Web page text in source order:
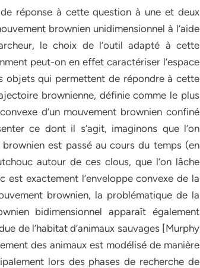
réponse à cette question à une et deux
brownien unidimensionnel à l’aide
le choix de l’outil adapté à cette
peut-on en effet caractériser l’espace
objets qui permettent de répondre à cette
brownienne, définie comme le plus
d’un mouvement brownien confiné
ce dont il s’agit, imaginons que l’on
est passé au cours du temps (en
autour de ces clous, que l’on lâche
exactement l’enveloppe convexe de la
brownien, la problématique de la
bidimensionnel apparaît également
de l’habitat d’animaux sauvages [Murphy
des animaux est modélisé de manière
lors des phases de recherche de